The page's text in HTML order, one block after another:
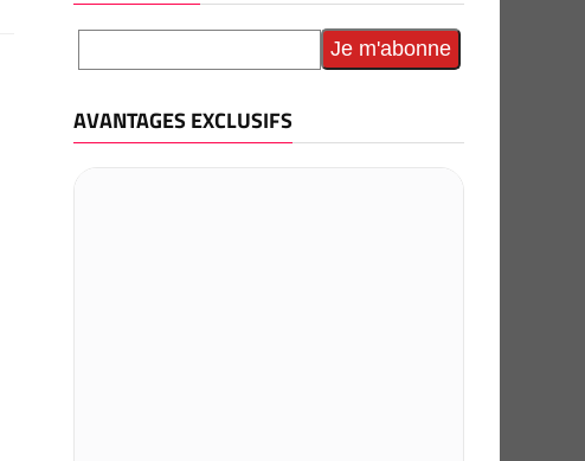
AVANTAGES EXCLUSIFS